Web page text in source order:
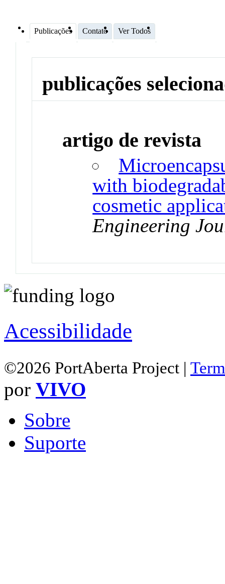
Publicações Contato Ver Todos
publicações
artigo de revista
with
cosmetic
Engineering
Acessibilidade
©2026 PortAberta Project |
por VIVO
Sobre
Suporte